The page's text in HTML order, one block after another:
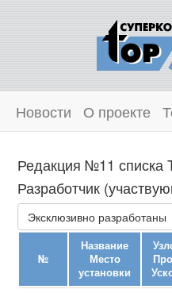
Новости О проекте
Редакция №11 списка
Разработчик
Эксклюзивно разработаны
№
Название
Место
установки